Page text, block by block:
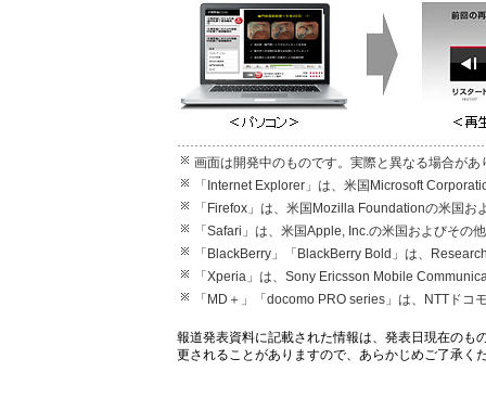
画面は開発中のものです。実際と異なる場合があ
「Internet Explorer」は、米国Microsoft
「Firefox」は、米国Mozilla Foundationの米国
「Safari」は、米国Apple, Inc.の米国およびその
「BlackBerry」「BlackBerry Bold」は、
「Xperia」は、Sony Ericsson Mobile
「MD＋」「docomo PRO series」は、NTTドコ
報道発表資料に記載された情報は、発表日現在のも
更されることがありますので、あらかじめご了承く